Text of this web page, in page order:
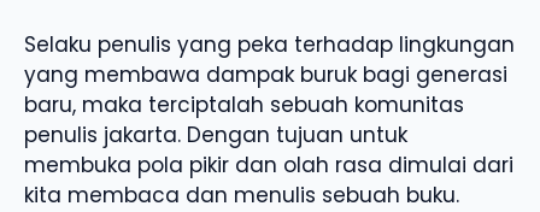
Selaku penulis yang peka terhadap lingkungan
yang membawa dampak buruk bagi generasi
baru, maka terciptalah sebuah komunitas
penulis jakarta. Dengan tujuan untuk
membuka pola pikir dan olah rasa dimulai dari
kita membaca dan menulis sebuah buku.